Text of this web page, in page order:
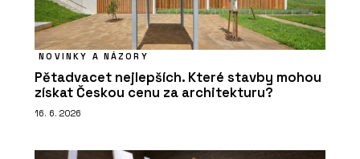
NOVINKY A NÁZORY
Pětadvacet nejlepších. Které stavby mohou
získat Českou cenu za architekturu?
16. 6. 2026